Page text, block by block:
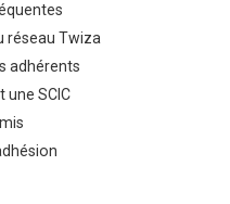
réseau Twiza
adhérents
une SCIC